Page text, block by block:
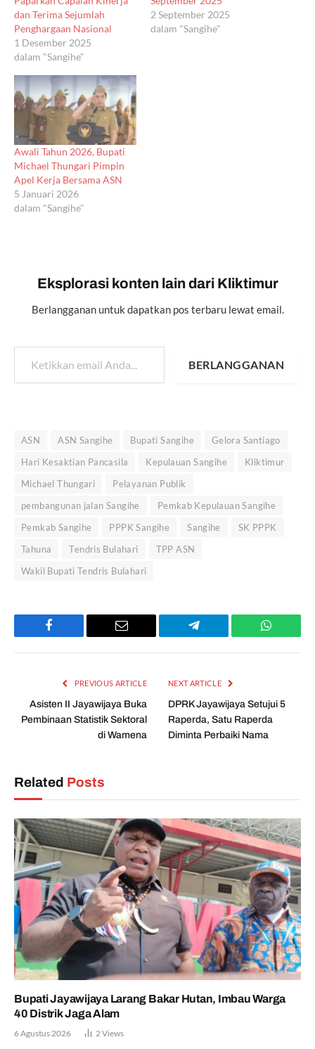
dan Terima Sejumlah
Penghargaan Nasional
1 Desember 2025
dalam "Sangihe"
2 September 2025
dalam "Sangihe"
Awali Tahun 2026, Bupati
Michael Thungari Pimpin
Apel Kerja Bersama ASN
5 Januari 2026
dalam "Sangihe"
Eksplorasi konten lain dari Kliktimur
Berlangganan untuk dapatkan pos terbaru lewat email.
Ketikkan email Anda...
BERLANGGANAN
ASN ASN Sangihe Bupati Sangihe
Gelora Santiago
Hari Kesaktian Pancasila
Kepulauan Sangihe
Kliktimur
Michael Thungari
Pelayanan Publik
pembangunan jalan Sangihe
Pemkab Kepulauan Sangihe
Pemkab Sangihe
PPPK Sangihe Sangihe
SK PPPK
Tahuna
Tendris Bulahari
TPP ASN
Wakil Bupati Tendris Bulahari
Facebook Email Telegram
PREVIOUS ARTICLE
Asisten II Jayawijaya Buka
Pembinaan Statistik Sektoral
di Wamena
NEXT ARTICLE
DPRK Jayawijaya Setujui 5
Raperda, Satu Raperda
Diminta Perbaiki Nama
Related Posts
Bupati Jayawijaya Larang Bakar Hutan, Imbau Warga
40 Distrik Jaga Alam
6 Agustus 2026 2 Views